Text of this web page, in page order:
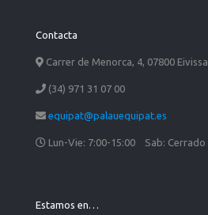
Contacta
Carrer de Menorca, 4, 07800 Eivissa
(34) 971 31 07 00
equipat@palauequipat.es
Lun-Vie: 7:00-15:00 Sab: Cerrado
Estamos en…